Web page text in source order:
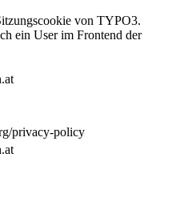
von TYPO3.
ein User im Frontend der
privacy-policy